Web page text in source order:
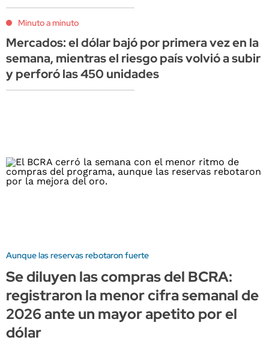
Minuto a minuto
Mercados: el dólar bajó por primera vez en la
semana, mientras el riesgo país volvió a subir
y perforó las 450 unidades
Aunque las reservas rebotaron fuerte
Se diluyen las compras del BCRA:
registraron la menor cifra semanal de
2026 ante un mayor apetito por el
dólar